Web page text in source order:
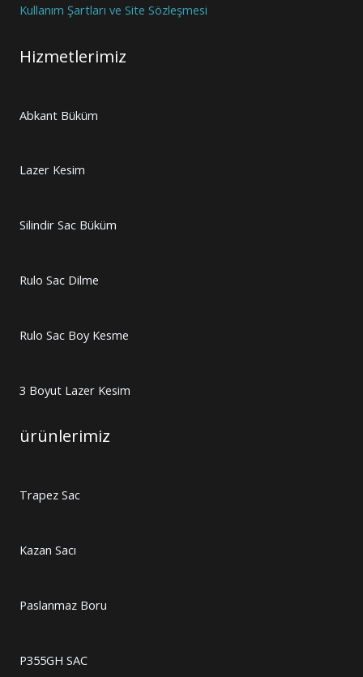
Kullanım Şartları ve Site Sözleşmesi
Hizmetlerimiz
Abkant Büküm
Lazer Kesim
Silindir Sac Büküm
Rulo Sac Dilme
Rulo Sac Boy Kesme
3 Boyut Lazer Kesim
ürünlerimiz
Trapez Sac
Kazan Sacı
Paslanmaz Boru
P355GH SAC